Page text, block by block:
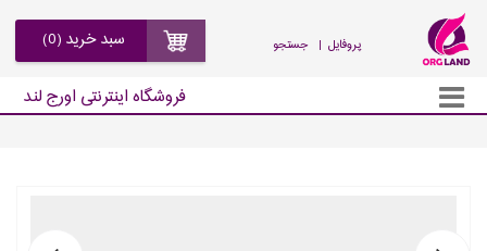
جستجو | پروفایل
فروشگاه اینترنتی اورج لند
سبد خرید (0)